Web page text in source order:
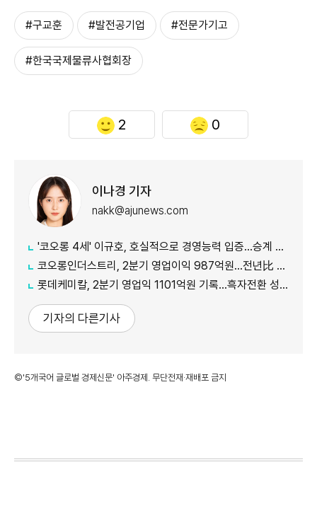
#구교훈 #발전공기업 #전문가기고
#한국국제물류사협회장
2 0
이나경 기자
nakk@ajunews.com
'코오롱 4세' 이규호, 호실적으로 경영능력 입증…승계 기반 강화
코오롱인더스트리, 2분기 영업이익 987억원...전년比 118% 증가
롯데케미칼, 2분기 영업익 1101억원 기록...흑자전환 성공
기자의 다른기사
©'5개국어 글로벌 경제신문' 아주경제. 무단전재·재배포 금지